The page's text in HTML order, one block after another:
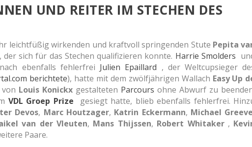
UND REITER IM STECHEN DES
leichtfüßig wirkenden und kraftvoll springenden Stute Pepita
sich für das Stechen qualifizieren konnte. Harrie Smolders
ebenfalls fehlerfrei Julien Epaillard , der Weltcupsieger
berichtete), hatte mit dem zwölfjährigen Wallach Easy Up
Louis Konickx gestalteten Parcours ohne Abwurf zu
VDL Groep Prize
gesiegt hatte, blieb ebenfalls fehlerfrei.
Devos, Marc Houtzager, Katrin Eckermann, Michael
van der Vleuten, Mans Thijssen, Robert Whitaker,
Paare.